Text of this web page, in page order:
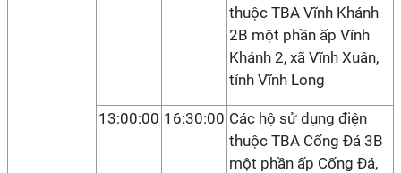
thuộc TBA Vĩnh Khánh
2B một phần ấp Vĩnh
Khánh 2, xã Vĩnh Xuân,
tỉnh Vĩnh Long
13:00:00 16:30:00 Các hộ sử dụng điện
thuộc TBA Cống Đá 3B
một phần ấp Cống Đá,